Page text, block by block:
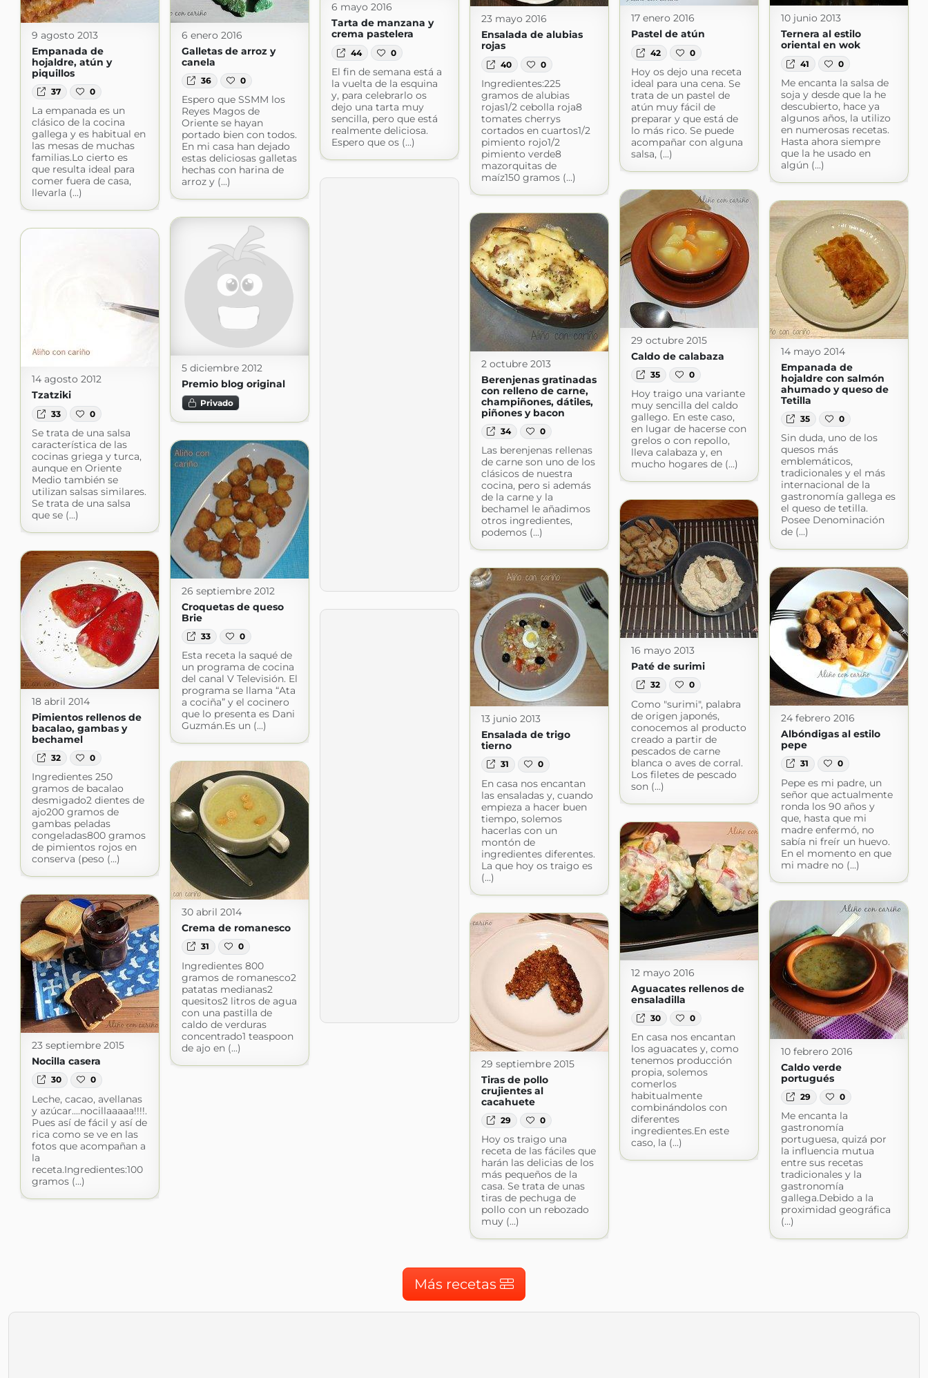
6 mayo 2016
Tarta de manzana y
crema pastelera
44 0
El fin de semana está a
la vuelta de la esquina
y, para celebrarlo os
dejo una tarta muy
sencilla, pero que está
realmente deliciosa.
Espero que os (...)
17 enero 2016
Pastel de atún
42 0
Hoy os dejo una receta
ideal para una cena. Se
trata de un pastel de
atún muy fácil de
preparar y que está de
lo más rico. Se puede
acompañar con alguna
salsa, (...)
10 junio 2013
Ternera al estilo
oriental en wok
41 0
Me encanta la salsa de
soja y desde que la he
descubierto, hace ya
algunos años, la utilizo
en numerosas recetas.
Hasta ahora siempre
que la he usado en
algún (...)
23 mayo 2016
Ensalada de alubias
rojas
40 0
Ingredientes:225
gramos de alubias
rojas1/2 cebolla roja8
tomates cherrys
cortados en cuartos1/2
pimiento rojo1/2
pimiento verde8
mazorquitas de
maíz150 gramos (...)
9 agosto 2013
Empanada de
hojaldre, atún y
piquillos
37 0
La empanada es un
clásico de la cocina
gallega y es habitual en
las mesas de muchas
familias.Lo cierto es
que resulta ideal para
comer fuera de casa,
llevarla (...)
6 enero 2016
Galletas de arroz y
canela
36 0
Espero que SSMM los
Reyes Magos de
Oriente se hayan
portado bien con todos.
En mi casa han dejado
estas deliciosas galletas
hechas con harina de
arroz y (...)
29 octubre 2015
Caldo de calabaza
35 0
Hoy traigo una variante
muy sencilla del caldo
gallego. En este caso,
en lugar de hacerse con
grelos o con repollo,
lleva calabaza y, en
mucho hogares de (...)
14 mayo 2014
Empanada de
hojaldre con salmón
ahumado y queso de
Tetilla
35 0
Sin duda, uno de los
quesos más
emblemáticos,
tradicionales y el más
internacional de la
gastronomía gallega es
el queso de tetilla.
Posee Denominación
de (...)
2 octubre 2013
Berenjenas gratinadas
con relleno de carne,
champiñones, dátiles,
piñones y bacon
34 0
Las berenjenas rellenas
de carne son uno de los
clásicos de nuestra
cocina, pero si además
de la carne y la
bechamel le añadimos
otros ingredientes,
podemos (...)
5 diciembre 2012
Premio blog original
Privado
14 agosto 2012
Tzatziki
33 0
Se trata de una salsa
característica de las
cocinas griega y turca,
aunque en Oriente
Medio también se
utilizan salsas similares.
Se trata de una salsa
que se (...)
26 septiembre 2012
Croquetas de queso
Brie
33 0
Esta receta la saqué de
un programa de cocina
del canal V Televisión. El
programa se llama “Ata
a cociña” y el cocinero
que lo presenta es Dani
Guzmán.Es un (...)
16 mayo 2013
Paté de surimi
32 0
Como "surimi", palabra
de origen japonés,
conocemos al producto
creado a partir de
pescados de carne
blanca o aves de corral.
Los filetes de pescado
son (...)
18 abril 2014
Pimientos rellenos de
bacalao, gambas y
bechamel
32 0
Ingredientes 250
gramos de bacalao
desmigado2 dientes de
ajo200 gramos de
gambas peladas
congeladas800 gramos
de pimientos rojos en
conserva (peso (...)
24 febrero 2016
Albóndigas al estilo
pepe
31 0
Pepe es mi padre, un
señor que actualmente
ronda los 90 años y
que, hasta que mi
madre enfermó, no
sabía ni freír un huevo.
En el momento en que
mi madre no (...)
13 junio 2013
Ensalada de trigo
tierno
31 0
En casa nos encantan
las ensaladas y, cuando
empieza a hacer buen
tiempo, solemos
hacerlas con un
montón de
ingredientes diferentes.
La que hoy os traigo es
(...)
30 abril 2014
Crema de romanesco
31 0
Ingredientes 800
gramos de romanesco2
patatas medianas2
quesitos2 litros de agua
con una pastilla de
caldo de verduras
concentrado1 teaspoon
de ajo en (...)
12 mayo 2016
Aguacates rellenos de
ensaladilla
30 0
En casa nos encantan
los aguacates y, como
tenemos producción
propia, solemos
comerlos
habitualmente
combinándolos con
diferentes
ingredientes.En este
caso, la (...)
23 septiembre 2015
Nocilla casera
30 0
Leche, cacao, avellanas
y azúcar....nocillaaaaa!!!!.
Pues así de fácil y así de
rica como se ve en las
fotos que acompañan a
la
receta.Ingredientes:100
gramos (...)
10 febrero 2016
Caldo verde
portugués
29 0
Me encanta la
gastronomía
portuguesa, quizá por
la influencia mutua
entre sus recetas
tradicionales y la
gastronomía
gallega.Debido a la
proximidad geográfica
(...)
29 septiembre 2015
Tiras de pollo
crujientes al
cacahuete
29 0
Hoy os traigo una
receta de las fáciles que
harán las delicias de los
más pequeños de la
casa. Se trata de unas
tiras de pechuga de
pollo con un rebozado
muy (...)
Más recetas